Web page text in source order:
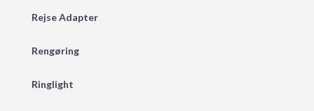
Rejse Adapter
Rengøring
Ringlight